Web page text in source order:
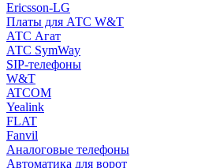
Ericsson-LG
Платы для АТС W&T
АТС Агат
АТС SymWay
SIP-телефоны
W&T
ATCOM
Yealink
FLAT
Fanvil
Аналоговые телефоны
Автоматика для ворот